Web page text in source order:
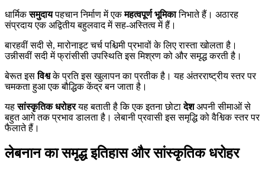
धार्मिकसमुदायपहचान निर्माण में एकमहत्वपूर्ण भूमिकानिभाते हैं। अठारह
संप्रदाय एक अद्वितीय बहुलवाद में सह-अस्तित्व में हैं।
बारहवीं सदी से, मारोनाइट चर्च पश्चिमी प्रभावों के लिए रास्ता खोलता है।
उन्नीसवीं सदी में फ्रांसीसी उपस्थिति इस मिश्रण को और समृद्ध करती है।
बेरूत इसविश्वके प्रति इस खुलापन का प्रतीक है। यह अंतरराष्ट्रीय स्तर पर
चमकता हुआ एक बौद्धिक केंद्र बन जाता है।
यहसांस्कृतिक धरोहरयह बताती है कि एक इतना छोटादेशअपनी सीमाओं से
बहुत आगे तक प्रभाव डालता है। लेबानी प्रवासी इस समृद्धि को वैश्विक स्तर पर
फैलाते हैं।
लेबनान का समृद्ध इतिहास और सांस्कृतिक धरोहर